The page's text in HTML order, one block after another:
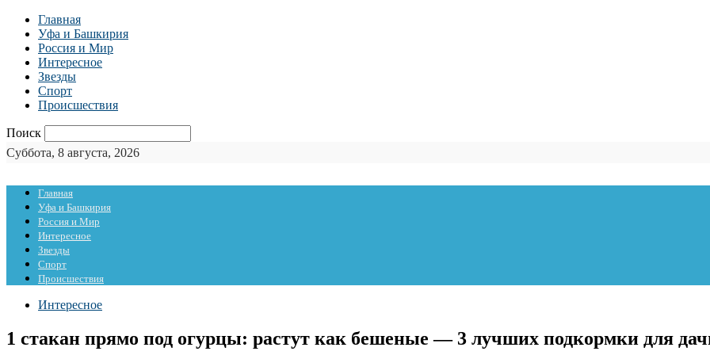
Главная
Уфа и Башкирия
Россия и Мир
Интересное
Звезды
Спорт
Происшествия
Поиск
Суббота, 8 августа, 2026
Главная
Уфа и Башкирия
Россия и Мир
Интересное
Звезды
Спорт
Происшествия
Интересное
1 стакан прямо под огурцы: растут как бешеные — 3 лучших подкормки для